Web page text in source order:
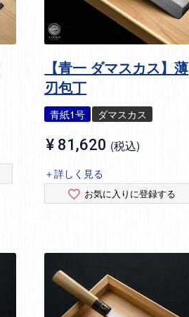
【青一 ダマスカス】薄
刃包丁
青紙1号 ダマスカス
¥ 81,620 税込
＋詳しく見る
お気に入りに登録する